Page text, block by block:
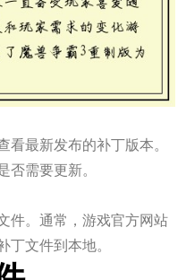
最新发布的补丁版本。
需要更新。
件。通常，游戏官方网站
文件到本地。